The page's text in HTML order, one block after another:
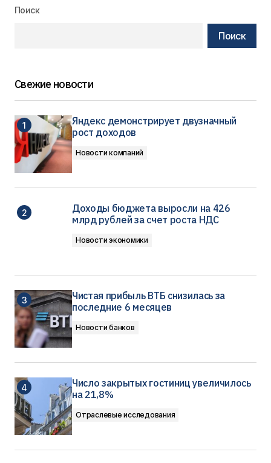
Поиск
Поиск
Свежие новости
Яндекс демонстрирует двузначный
рост доходов
Новости компаний
Доходы бюджета выросли на 426
млрд рублей за счет роста НДС
Новости экономики
Чистая прибыль ВТБ снизилась за
последние 6 месяцев
Новости банков
Число закрытых гостиниц увеличилось
на 21,8%
Отраслевые исследования